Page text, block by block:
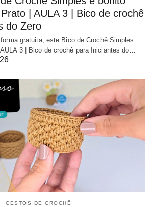
| AULA 3 | Bico de crochê
do Zero
gratuita, este Bico de Crochê Simples
3 | Bico de crochê para Iniciantes do…
CESTOS DE CROCHÊ